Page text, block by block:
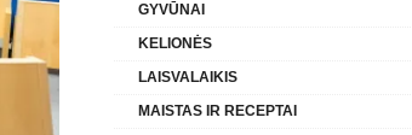
GYVŪNAI
KELIONĖS
LAISVALAIKIS
MAISTAS IR RECEPTAI